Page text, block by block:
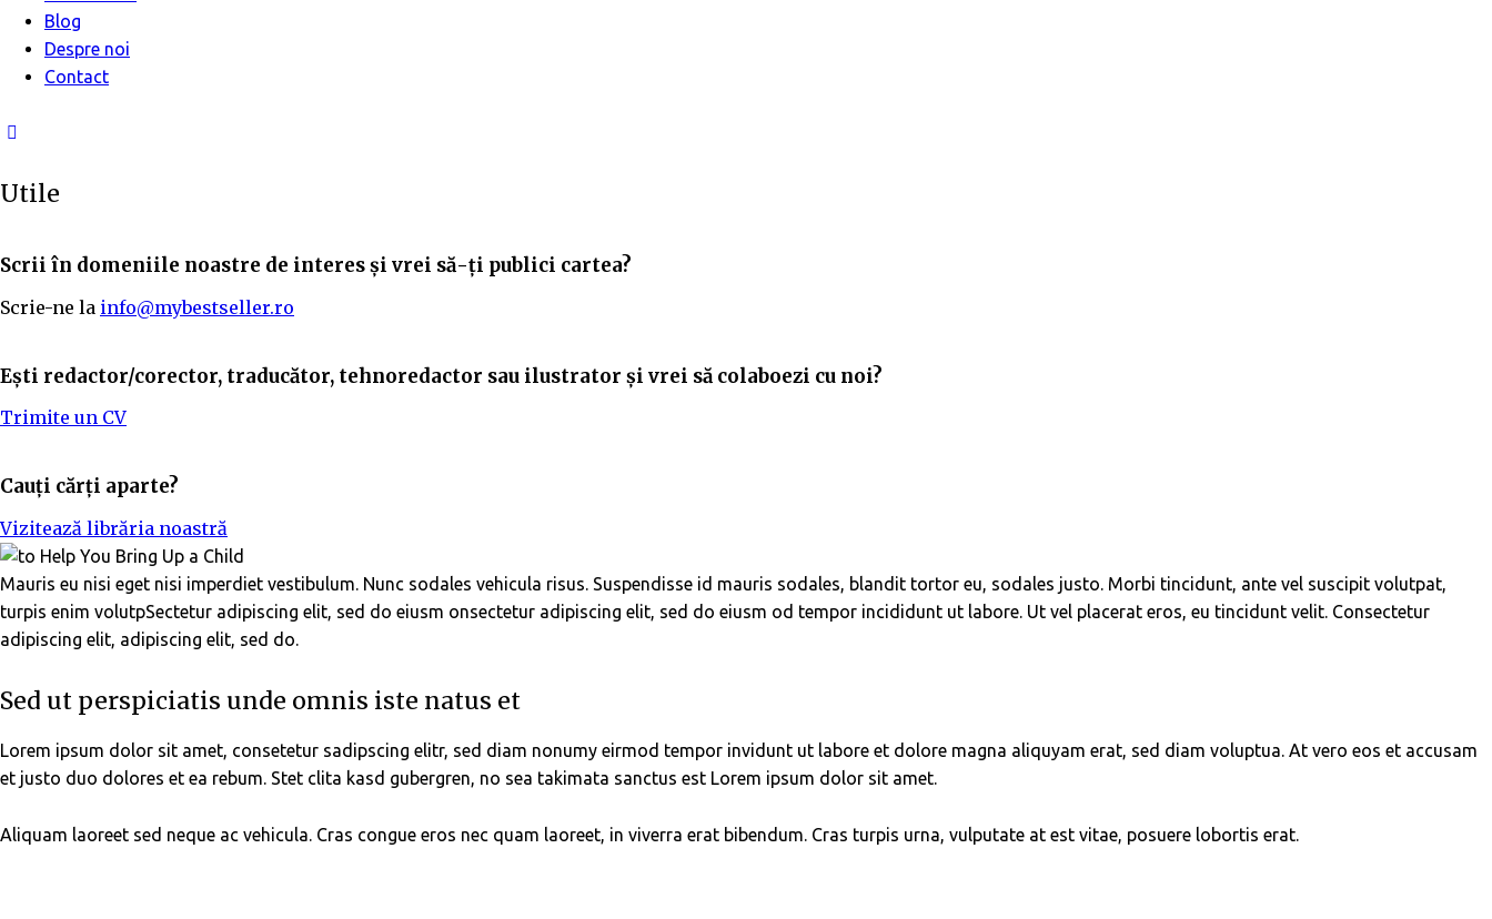
Blog
Despre noi
Contact
Utile
Scrii în domeniile noastre de interes și vrei să-ți publici cartea?
Scrie-ne la info@mybestseller.ro
Ești redactor/corector, traducător, tehnoredactor sau ilustrator și vrei să colaboezi cu noi?
Trimite un CV
Cauți cărți aparte?
Vizitează librăria noastră
Mauris eu nisi eget nisi imperdiet vestibulum. Nunc sodales vehicula risus. Suspendisse id mauris sodales, blandit tortor eu, sodales justo. Morbi tincidunt, ante vel suscipit volutpat,
turpis enim volutpSectetur adipiscing elit, sed do eiusm onsectetur adipiscing elit, sed do eiusm od tempor incididunt ut labore. Ut vel placerat eros, eu tincidunt velit. Consectetur
adipiscing elit, adipiscing elit, sed do.
Sed ut perspiciatis unde omnis iste natus et
Lorem ipsum dolor sit amet, consetetur sadipscing elitr, sed diam nonumy eirmod tempor invidunt ut labore et dolore magna aliquyam erat, sed diam voluptua. At vero eos et accusam
et justo duo dolores et ea rebum. Stet clita kasd gubergren, no sea takimata sanctus est Lorem ipsum dolor sit amet.
Aliquam laoreet sed neque ac vehicula. Cras congue eros nec quam laoreet, in viverra erat bibendum. Cras turpis urna, vulputate at est vitae, posuere lobortis erat.